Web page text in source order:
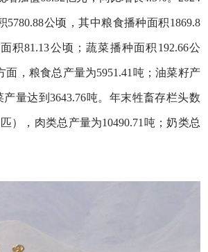
5780.88公顷，其中粮食播种面积1869.8
积81.13公顷；蔬菜播种面积192.66公
面，粮食总产量为5951.41吨；油菜籽产
产量达到3643.76吨。年末牲畜存栏头数
），肉类总产量为10490.71吨；奶类总